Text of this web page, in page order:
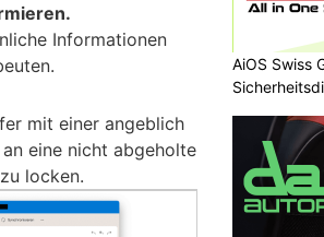
Informationen
mit einer angeblich
eine nicht abgeholte
locken.
AiOS Swiss